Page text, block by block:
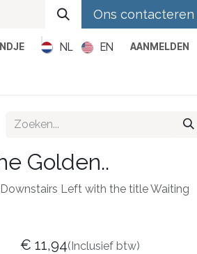
Ons contacteren
NL EN AANMELDEN
Golden..
Left with the title Waiting
€ 11,94(Inclusief btw)